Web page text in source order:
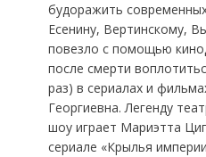
будоражить
Есенину, Вертинскому,
повезло с помощью
после смерти
раз) в сериалах и
Георгиевна. Легенду
шоу играет Мариэтта
сериале «Крылья